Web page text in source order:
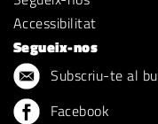
Accessibilitat
Segueix-nos
Subscriu-te al
Facebook